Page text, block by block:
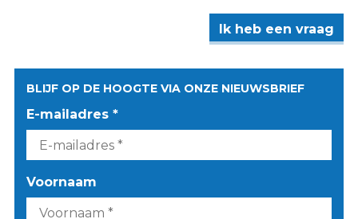
Ik heb een vraag
BLIJF OP DE HOOGTE VIA ONZE NIEUWSBRIEF
E-mailadres *
Voornaam